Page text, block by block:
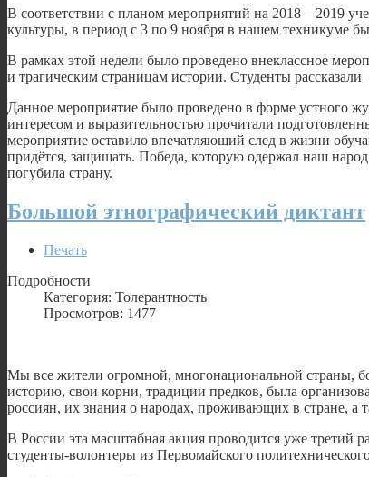
В соответствии с планом мероприятий на 2018 – 2019
культуры, в период с 3 по 9 ноября в нашем техникуме
В рамках этой недели было проведено внеклассное
и трагическим страницам истории. Студенты
Данное мероприятие было проведено в форме устного
интересом и выразительностью прочитали
мероприятие оставило впечатляющий след в жизни
придётся, защищать. Победа, которую одержал наш
погубила страну.
Большой этнографический диктант
Печать
Подробности
Категория: Толерантность
Просмотров: 1477
Мы все жители огромной, многонациональной страны,
историю, свои корни, традиции предков, была
россиян, их знания о народах, проживающих в стране,
В России эта масштабная акция проводится уже третий
студенты-волонтеры из Первомайского